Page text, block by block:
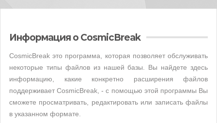
Информация о CosmicBreak
CosmicBreak это программа, которая позволяет обслуживать
некоторые типы файлов из нашей базы. Вы найдете здесь
информацию, какие конкретно расширения файлов
поддерживает CosmicBreak, - с помощью этой программы Вы
сможете просматривать, редактировать или записать файлы
в указанном формате.